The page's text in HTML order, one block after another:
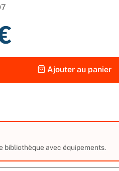
Ajouter au panier
bibliothèque avec équipements.